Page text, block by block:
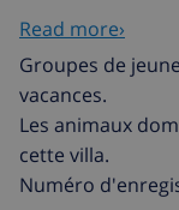
idyllique et une
La ville côtière
est un endrois
bord de mer
et de criques
des lieux festifs,
grande gamme
Read more›
Groupes de
vacances.
Les animaux
cette villa.
Numéro